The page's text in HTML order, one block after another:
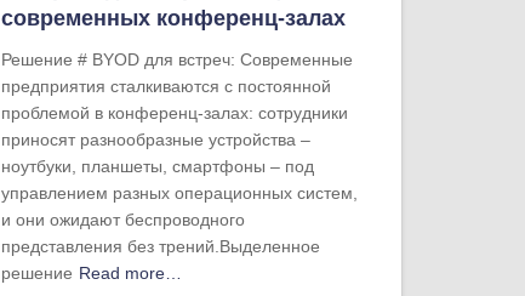
современных конференц-залах
Решение # BYOD для встреч: Современные
предприятия сталкиваются с постоянной
проблемой в конференц-залах: сотрудники
приносят разнообразные устройства –
ноутбуки, планшеты, смартфоны – под
управлением разных операционных систем,
и они ожидают беспроводного
представления без трений.Выделенное
решение Read more…